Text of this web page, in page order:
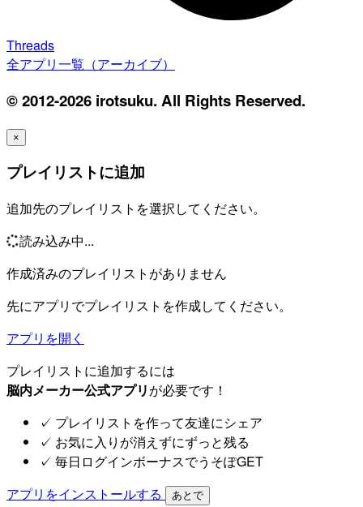
Threads
全アプリ一覧（アーカイブ）
© 2012-2026 irotsuku. All Rights Reserved.
×
プレイリストに追加
追加先のプレイリストを選択してください。
読み込み中...
作成済みのプレイリストがありません
先にアプリでプレイリストを作成してください。
アプリを開く
プレイリストに追加するには
脳内メーカー公式アプリが必要です！
✓ プレイリストを作って友達にシェア
✓ お気に入りが消えずにずっと残る
✓ 毎日ログインボーナスでうそぽGET
アプリをインストールする
あとで